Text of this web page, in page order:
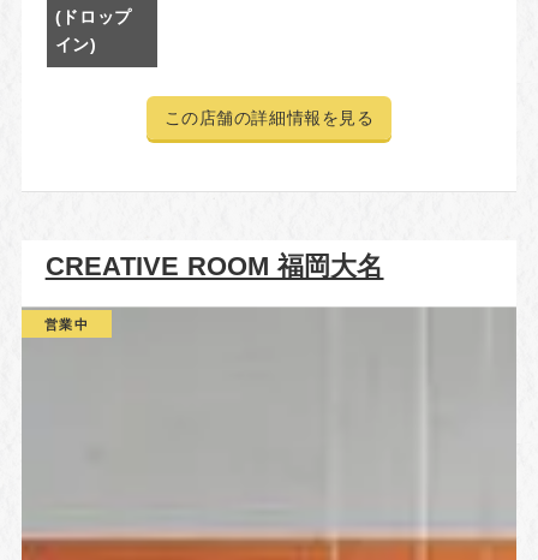
(ドロップ
イン)
この店舗の詳細情報を見る
CREATIVE ROOM 福岡大名
営業中